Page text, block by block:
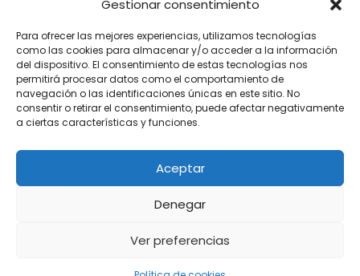
Gestionar consentimiento
Para ofrecer las mejores experiencias, utilizamos tecnologías
como las cookies para almacenar y/o acceder a la información
del dispositivo. El consentimiento de estas tecnologías nos
permitirá procesar datos como el comportamiento de
navegación o las identificaciones únicas en este sitio. No
consentir o retirar el consentimiento, puede afectar negativamente
a ciertas características y funciones.
Aceptar
Denegar
Ver preferencias